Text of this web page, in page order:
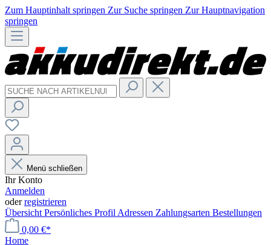
Zum Hauptinhalt springen Zur Suche springen Zur Hauptnavigation
springen
Menü schließen
Ihr Konto
Anmelden
oderregistrieren
Übersicht Persönliches Profil Adressen Zahlungsarten Bestellungen
0,00 €*
Home